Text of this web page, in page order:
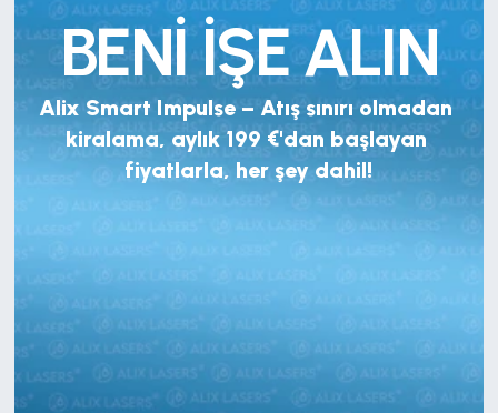
BENİ İŞE ALIN
Alix Smart Impulse – Atış sınırı olmadan
kiralama, aylık 199 €'dan başlayan
fiyatlarla, her şey dahil!